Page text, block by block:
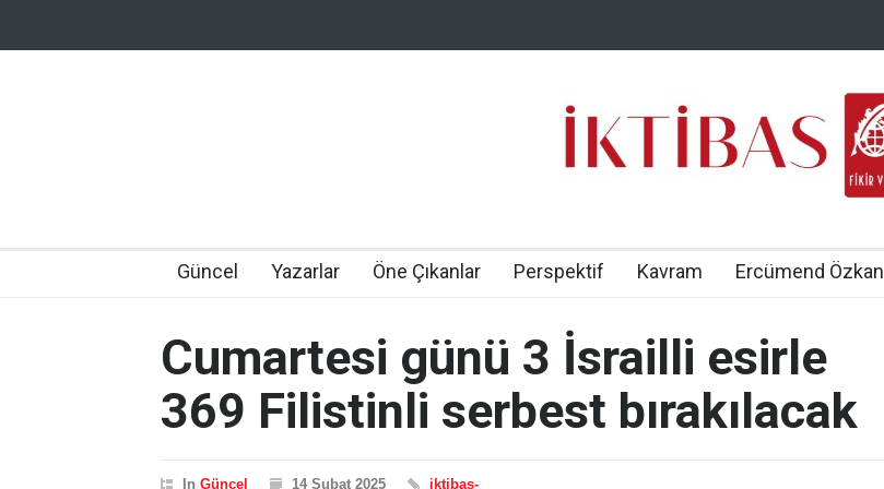
Güncel Yazarlar Öne Çıkanlar Perspektif Kavram Ercümend Özkan
Cumartesi günü 3 İsrailli esirle
369 Filistinli serbest bırakılacak
In Güncel 14 Şubat 2025 iktibas-